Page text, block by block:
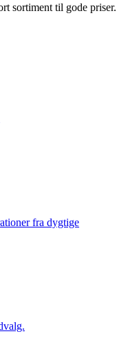
sortiment til gode priser.
fra dygtige